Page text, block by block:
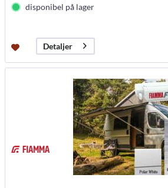
disponibel på lager
Detaljer